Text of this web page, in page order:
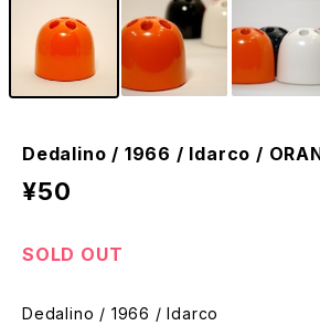
Dedalino / 1966 / Idarco /
¥50
SOLD OUT
Dedalino / 1966 / Idarco